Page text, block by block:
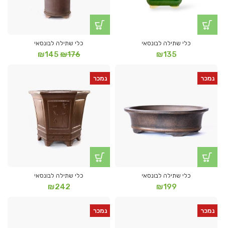
כלי שתילה לבונסאי
₪135
כלי שתילה לבונסאי
₪176
המחיר₪145
נמכר
כלי שתילה לבונסאי
₪199
נמכר
כלי שתילה לבונסאי
₪242
נמכר נמכר